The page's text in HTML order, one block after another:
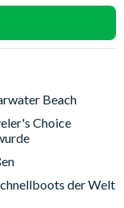
Beach
Choice
der Welt